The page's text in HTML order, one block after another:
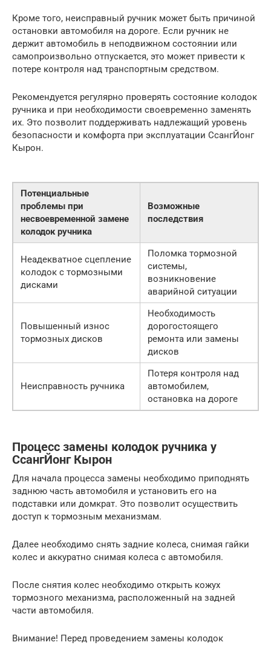
Кроме того, неисправный ручник может быть причиной
остановки автомобиля на дороге. Если ручник не
держит автомобиль в неподвижном состоянии или
самопроизвольно отпускается, это может привести к
потере контроля над транспортным средством.
Рекомендуется регулярно проверять состояние колодок
ручника и при необходимости своевременно заменять
их. Это позволит поддерживать надлежащий уровень
безопасности и комфорта при эксплуатации СсангЙонг
Кырон.
Потенциальные
проблемы при
несвоевременной замене
колодок ручника
Возможные
последствия
Неадекватное сцепление
колодок с тормозными
дисками
Поломка тормозной
системы,
возникновение
аварийной ситуации
Повышенный износ
тормозных дисков
Необходимость
дорогостоящего
ремонта или замены
дисков
Неисправность ручника
Потеря контроля над
автомобилем,
остановка на дороге
Процесс замены колодок ручника у
СсангЙонг Кырон
Для начала процесса замены необходимо приподнять
заднюю часть автомобиля и установить его на
подставки или домкрат. Это позволит осуществить
доступ к тормозным механизмам.
Далее необходимо снять задние колеса, снимая гайки
колес и аккуратно снимая колеса с автомобиля.
После снятия колес необходимо открыть кожух
тормозного механизма, расположенный на задней
части автомобиля.
Внимание! Перед проведением замены колодок